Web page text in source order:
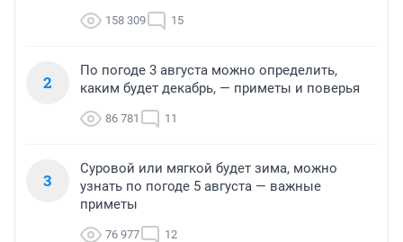
158 309 15
2
По погоде 3 августа можно определить,
каким будет декабрь, — приметы и поверья
86 781 11
3
Суровой или мягкой будет зима, можно
узнать по погоде 5 августа — важные
приметы
76 977 12